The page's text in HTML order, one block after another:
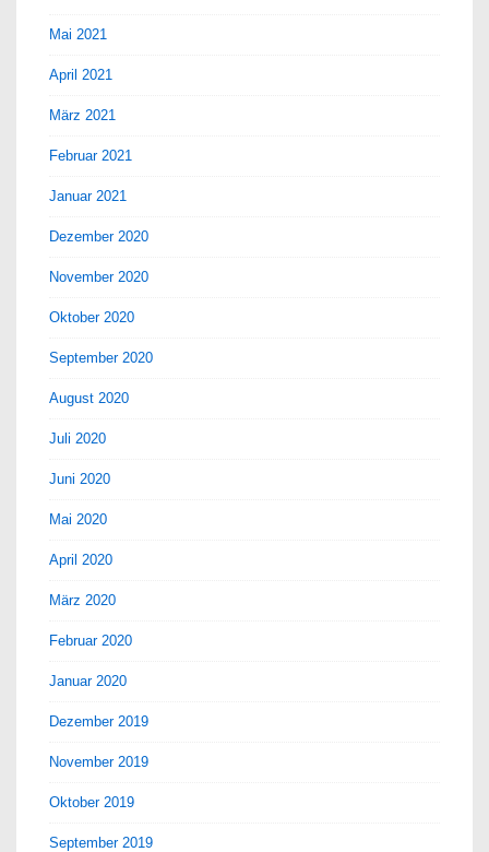
Mai 2021
April 2021
März 2021
Februar 2021
Januar 2021
Dezember 2020
November 2020
Oktober 2020
September 2020
August 2020
Juli 2020
Juni 2020
Mai 2020
April 2020
März 2020
Februar 2020
Januar 2020
Dezember 2019
November 2019
Oktober 2019
September 2019